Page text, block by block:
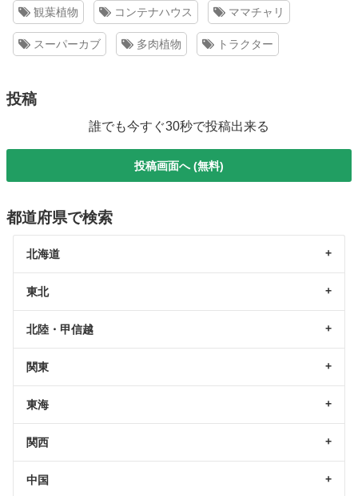
観葉植物 コンテナハウス ママチャリ
スーパーカブ 多肉植物 トラクター
投稿
誰でも今すぐ30秒で投稿出来る
投稿画面へ (無料)
都道府県で検索
北海道
東北
北陸・甲信越
関東
東海
関西
中国